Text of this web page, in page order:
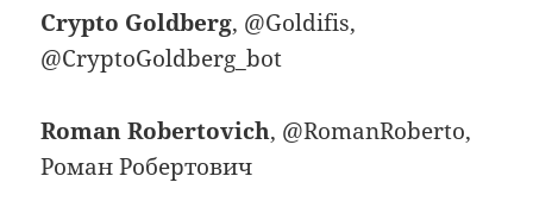
Crypto Goldberg, @Goldifis,
@CryptoGoldberg_bot
Roman Robertovich, @RomanRoberto,
Роман Робертович